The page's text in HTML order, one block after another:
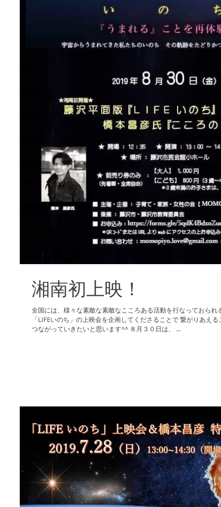
湘南初上映！
全国には、様々な素敵な素敵なこころある活動を行なっておら
「LIFEいのち」の上映会を企画してくださることで 繋がりあえることは、嬉しいことです。 世界中で
つながっていきたいと思います^^ ８月３０日は、 ...